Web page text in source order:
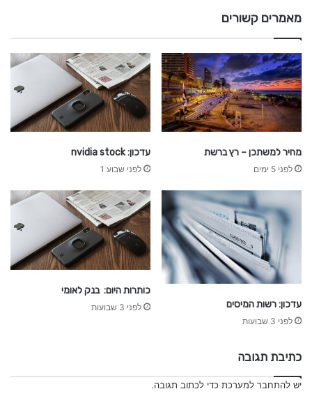
-
ח
ד
ש
ו
ת
מאמרים קשורים
מחיר למשתכן – רץ ברשת
לפני 5 ימים
עדכון: nvidia stock
לפני שבוע 1
עדכון: רשות המיסים
לפני 3 שבועות
כותרות היום: בנק לאומי
לפני 3 שבועות
כתיבת תגובה
יש להתחבר למערכת כדי לכתוב תגובה.